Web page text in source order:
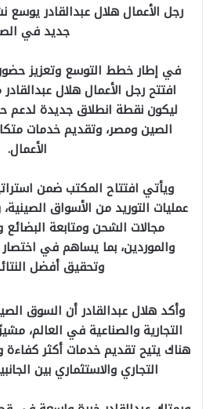
رجل الأعمال هلال عبدالقادر يوسع
جديد في
في إطار خطط التوسع وتعزيز
افتتح رجل الأعمال هلال
ليكون نقطة انطلاق جديدة لدعم
الصين ومصر، وتقديم خدمات
الأعمال.
ويأتي افتتاح المكتب ضمن
عمليات التوريد من الأسواق
مجالات الشحن ومتابعة
والموردين، بما يساهم في
وتحقيق أفضل
وأكد هلال عبدالقادر أن السوق
التجارية والصناعية في العالم،
هناك يتيح تقديم خدمات أكثر كفاءة
التجاري والاستثماري بين